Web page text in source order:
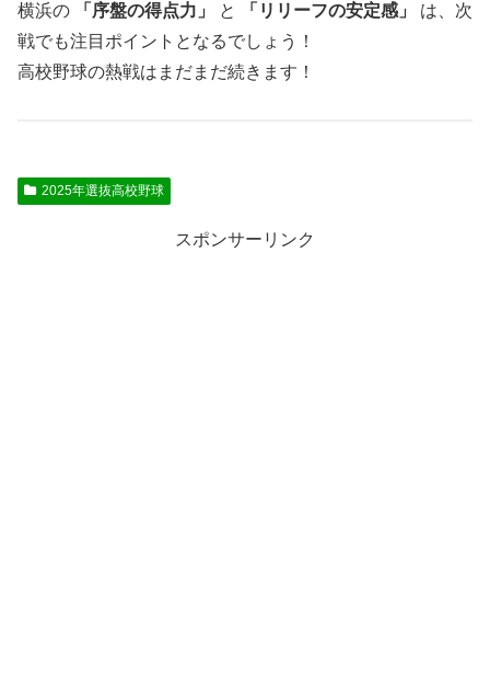
横浜の 「序盤の得点力」 と 「リリーフの安定感」
は、次
戦でも注目ポイントとなるでしょう！
高校野球の熱戦はまだまだ続きます！
2025年選抜高校野球
スポンサーリンク